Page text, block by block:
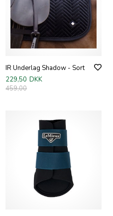
IR Underlag Shadow - Sort
229,50 DKK
459,00